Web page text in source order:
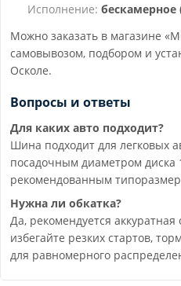
Исполнение: бескамерное
Можно заказать в магазине
самовывозом, подбором и
Осколе.
Вопросы и ответы
Для каких авто подходит?
Шина подходит для легковых
посадочным диаметром диска
рекомендованным
Нужна ли обкатка?
Да, рекомендуется
избегайте резких стартов,
для равномерного